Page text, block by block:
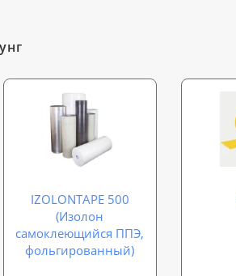
IZOLONTAPE 500
(Изолон
самоклеющийся ППЭ,
фольгированный)